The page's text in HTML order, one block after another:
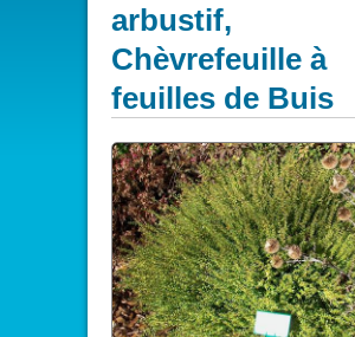
arbustif,
Chèvrefeuille à
feuilles de Buis